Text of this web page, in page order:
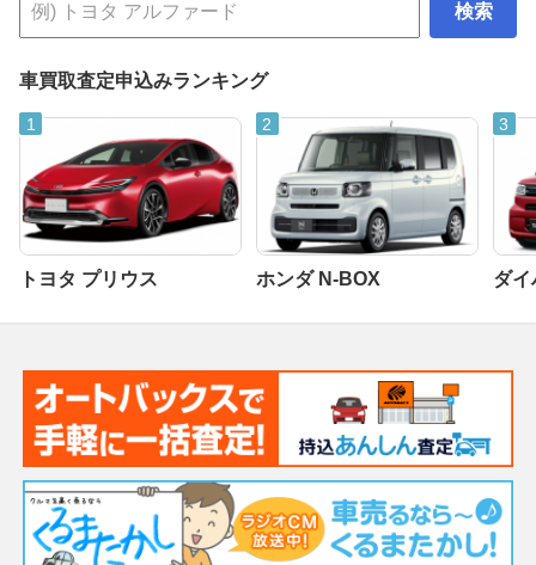
検索
車買取査定申込みランキング
トヨタ プリウス ホンダ N-BOX ダイ